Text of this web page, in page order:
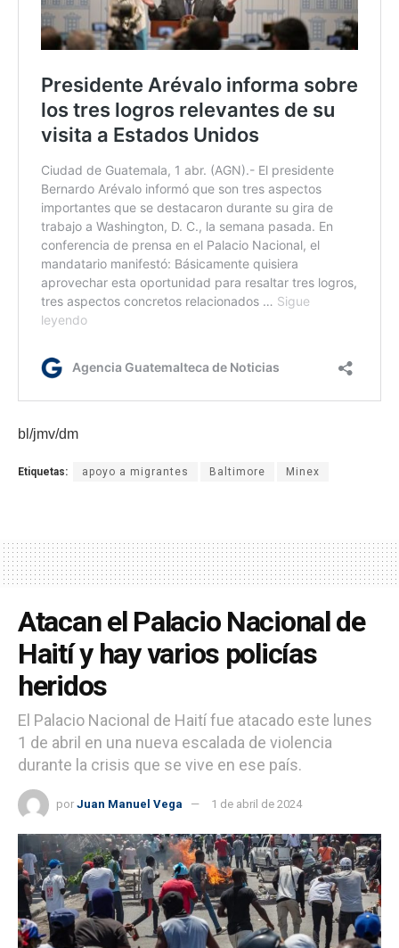
bl/jmv/dm
Etiquetas: apoyo a migrantes Baltimore Minex
Atacan el Palacio Nacional de
Haití y hay varios policías
heridos
El Palacio Nacional de Haití fue atacado este lunes
1 de abril en una nueva escalada de violencia
durante la crisis que se vive en ese país.
por Juan Manuel Vega 1 de abril de 2024